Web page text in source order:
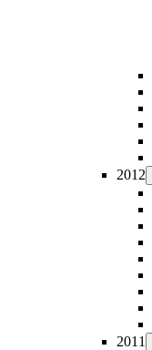
2012
2011